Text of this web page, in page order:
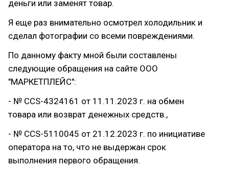
деньги или заменят товар.
Я еще раз внимательно осмотрел холодильник и
сделал фотографии со всеми повреждениями.
По данному факту мной были составлены
следующие обращения на сайте ООО
"МАРКЕТПЛЕЙС":
- № CCS-4324161 от 11.11.2023 г. на обмен
товара или возврат денежных средств.,
- № CCS-5110045 от 21.12.2023 г. по инициативе
оператора на то, что не выдержан срок
выполнения первого обращения.